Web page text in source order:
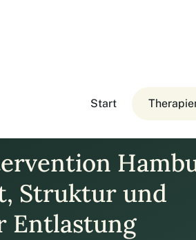
Start
Struktur und
Entlastung